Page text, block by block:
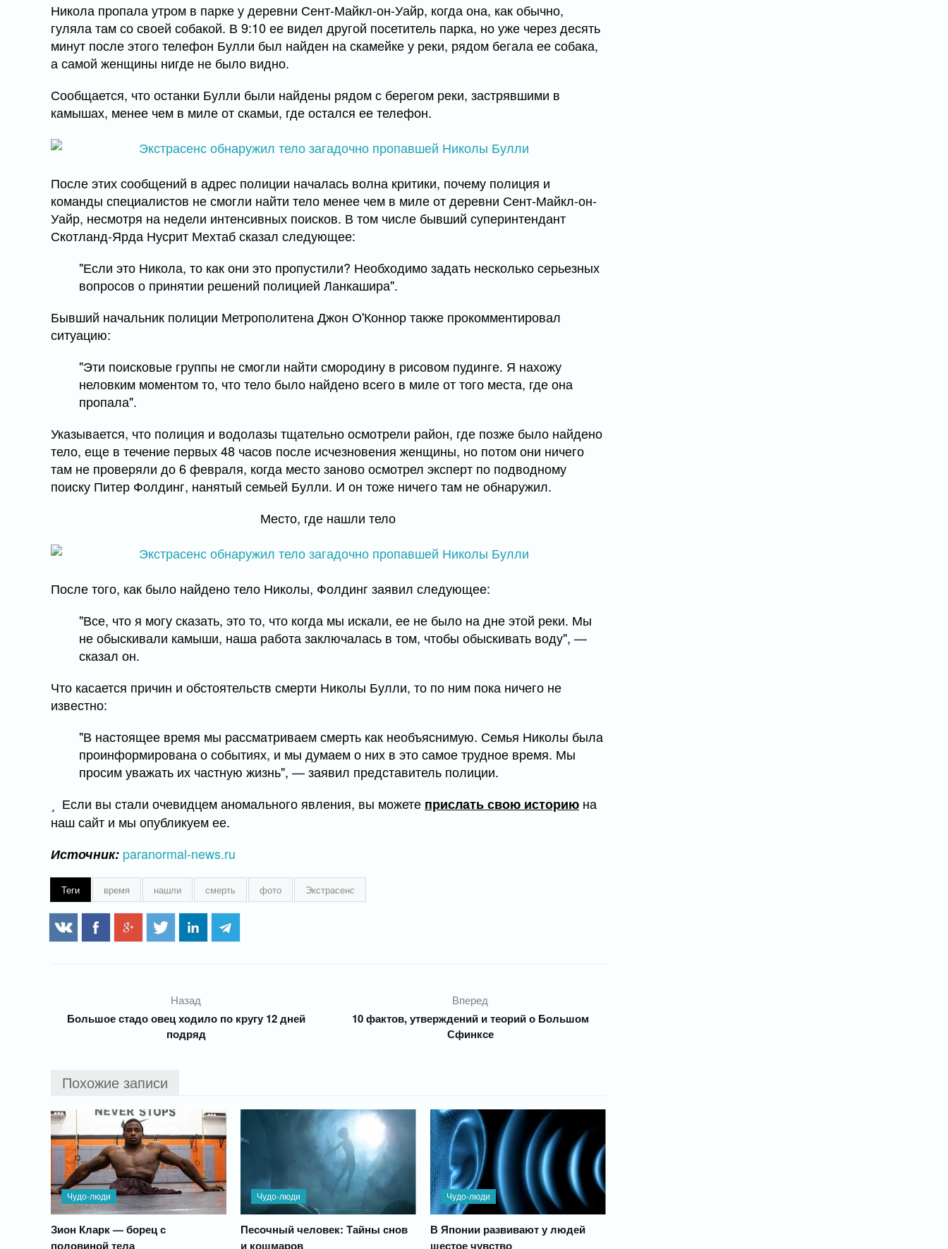
Никола пропала утром в парке у деревни Сент-Майкл-он-Уайр, когда она, как обычно,
гуляла там со своей собакой. В 9:10 ее видел другой посетитель парка, но уже через десять
минут после этого телефон Булли был найден на скамейке у реки, рядом бегала ее собака,
а самой женщины нигде не было видно.
Сообщается, что останки Булли были найдены рядом с берегом реки, застрявшими в
камышах, менее чем в миле от скамьи, где остался ее телефон.
После этих сообщений в адрес полиции началась волна критики, почему полиция и
команды специалистов не смогли найти тело менее чем в миле от деревни Сент-Майкл-он-
Уайр, несмотря на недели интенсивных поисков. В том числе бывший суперинтендант
Скотланд-Ярда Нусрит Мехтаб сказал следующее:
"Если это Никола, то как они это пропустили? Необходимо задать несколько серьезных
вопросов о принятии решений полицией Ланкашира".
Бывший начальник полиции Метрополитена Джон О'Коннор также прокомментировал
ситуацию:
"Эти поисковые группы не смогли найти смородину в рисовом пудинге. Я нахожу
неловким моментом то, что тело было найдено всего в миле от того места, где она
пропала".
Указывается, что полиция и водолазы тщательно осмотрели район, где позже было найдено
тело, еще в течение первых 48 часов после исчезновения женщины, но потом они ничего
там не проверяли до 6 февраля, когда место заново осмотрел эксперт по подводному
поиску Питер Фолдинг, нанятый семьей Булли. И он тоже ничего там не обнаружил.
Место, где нашли тело
После того, как было найдено тело Николы, Фолдинг заявил следующее:
"Все, что я могу сказать, это то, что когда мы искали, ее не было на дне этой реки. Мы
не обыскивали камыши, наша работа заключалась в том, чтобы обыскивать воду", —
сказал он.
Что касается причин и обстоятельств смерти Николы Булли, то по ним пока ничего не
известно:
"В настоящее время мы рассматриваем смерть как необъяснимую. Семья Николы была
проинформирована о событиях, и мы думаем о них в это самое трудное время. Мы
просим уважать их частную жизнь", — заявил представитель полиции.
Если вы стали очевидцем аномального явления, вы можете прислать свою историю на
наш сайт и мы опубликуем ее.
Источник: paranormal-news.ru
Теги время нашли смерть фото Экстрасенс
Назад
Большое стадо овец ходило по кругу 12 дней
подряд
Вперед
10 фактов, утверждений и теорий о Большом
Сфинксе
Похожие записи
Чудо-люди
Зион Кларк — борец с
половиной тела
Чудо-люди
Песочный человек: Тайны снов
и кошмаров
Чудо-люди
В Японии развивают у людей
шестое чувство